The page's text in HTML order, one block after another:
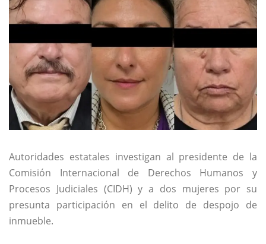
Autoridades estatales investigan al presidente de la
Comisión Internacional de Derechos Humanos y
Procesos Judiciales (CIDH) y a dos mujeres por su
presunta participación en el delito de despojo de
inmueble.